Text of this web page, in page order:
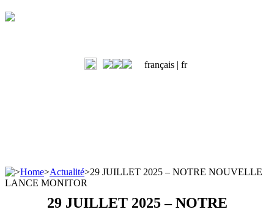
français | fr
>Home>Actualité>29 JUILLET 2025 – NOTRE NOUVELLE
LANCE MONITOR
29 JUILLET 2025 – NOTRE